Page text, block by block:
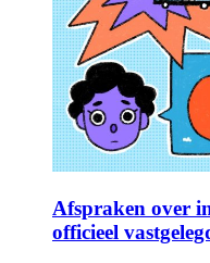
Afspraken over
officieel